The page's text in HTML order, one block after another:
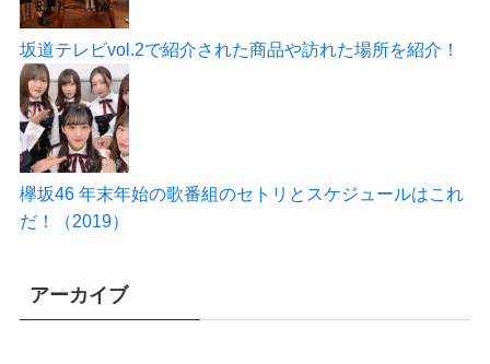
坂道テレビvol.2で紹介された商品や訪れた場所を紹介！
欅坂46 年末年始の歌番組のセトリとスケジュールはこれ
だ！（2019）
アーカイブ